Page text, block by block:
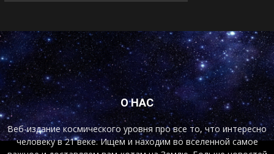
О НАС
Веб-издание космического уровня про все то, что интересно
человеку в 21 веке. Ищем и находим во вселенной самое